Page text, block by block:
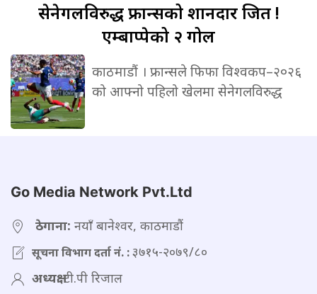
सेनेगलविरुद्धफ्रान्सको शानदार जित !
एम्बाप्पेको २ गोल
काठमाडौं । फ्रान्सले फिफा विश्वकप–२०२६
को आफ्नो पहिलो खेलमा सेनेगलविरुद्ध
Go Media Network Pvt.Ltd
ठेगाना: नयाँ बानेश्वर, काठमाडौं
सूचना विभाग दर्ता नं. :३७१५-२०७९/८०
अध्यक्ष:टी.पी रिजाल